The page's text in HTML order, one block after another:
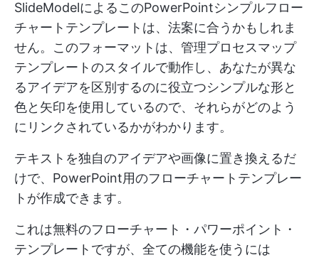
SlideModelによるこのPowerPointシンプルフロー
チャートテンプレートは、法案に合うかもしれま
せん。このフォーマットは、管理プロセスマップ
テンプレートのスタイルで動作し、あなたが異な
るアイデアを区別するのに役立つシンプルな形と
色と矢印を使用しているので、それらがどのよう
にリンクされているかがわかります。
テキストを独自のアイデアや画像に置き換えるだ
けで、PowerPoint用のフローチャートテンプレー
トが作成できます。
これは無料のフローチャート・パワーポイント・
テンプレートですが、全ての機能を使うには